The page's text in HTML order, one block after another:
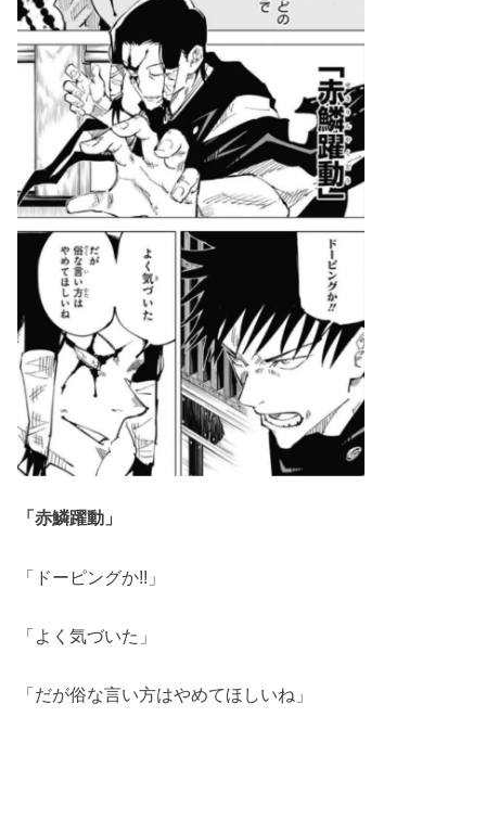
「赤鱗躍動」
「ドーピングか!!」
「よく気づいた」
「だが俗な言い方はやめてほしいね」